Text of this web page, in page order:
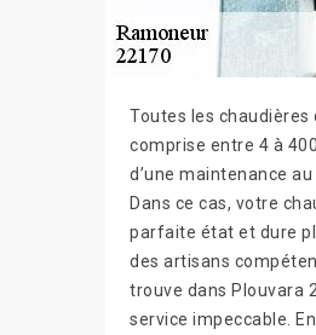
Toutes les
comprise entre 4 à
d’une maintenance
Dans ce cas, votre
parfaite état et dure
des artisans
trouve dans Plouvara
service impeccable.